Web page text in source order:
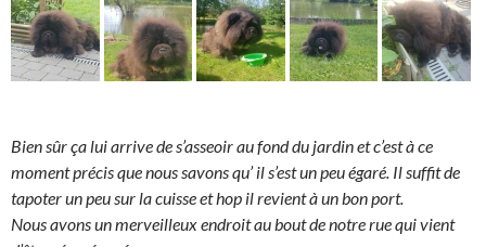
Bien sûr ça lui arrive de s’asseoir au fond du jardin et c’est à ce
moment précis que nous savons qu’ il s’est un peu égaré. Il suffit de
tapoter un peu sur la cuisse et hop il revient à un bon port.
Nous avons un merveilleux endroit au bout de notre rue qui vient